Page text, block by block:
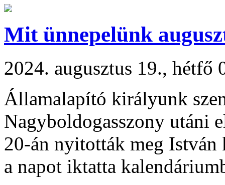
Mit ünnepelünk
2024. augusztus 19., hétfő
Államalapító királyunk
Nagyboldogasszony utáni
20-án nyitották meg
a napot iktatta